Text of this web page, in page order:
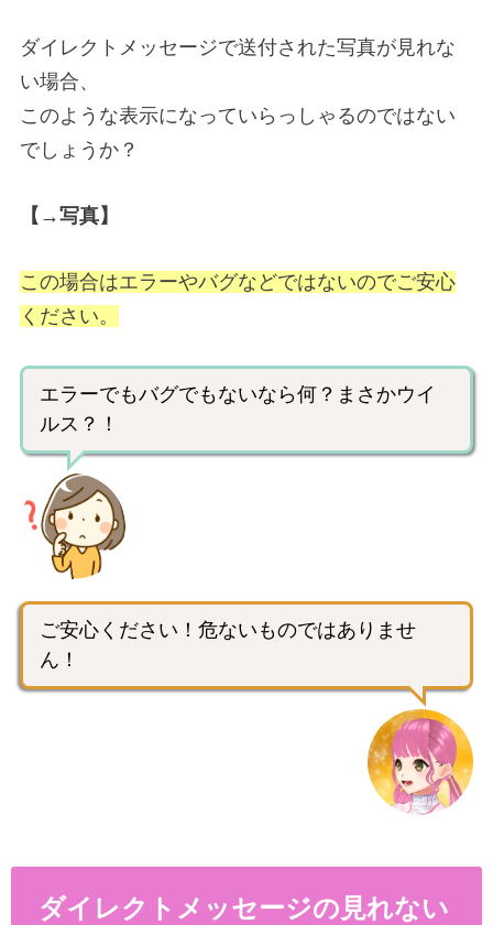
ダイレクトメッセージで送付された写真が見れな
い場合、
このような表示になっていらっしゃるのではない
でしょうか？
【→写真】
この場合はエラーやバグなどではないのでご安心
ください。
エラーでもバグでもないなら何？まさかウイ
ルス？！
ご安心ください！危ないものではありませ
ん！
ダイレクトメッセージの見れない